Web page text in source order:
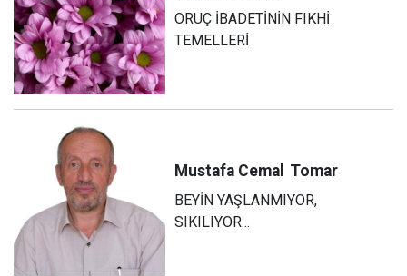
ORUÇ İBADETİNİN FIKHİ
TEMELLERİ
Mustafa Cemal Tomar
BEYİN YAŞLANMIYOR,
SIKILIYOR...